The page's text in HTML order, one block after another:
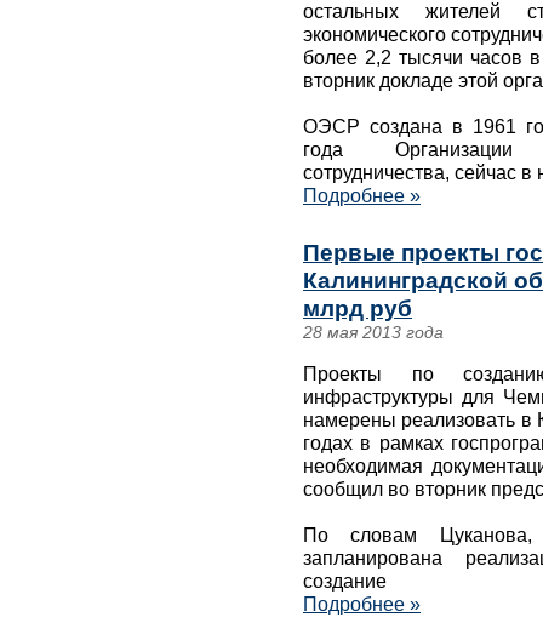
остальных жителей
экономического
более 2,2 тысячи часов
вторник докладе этой
ОЭСР создана в 1961
года Организации
сотрудничества, сейчас
Подробнее »
Первые проекты
Калининградской
млрд руб
28 мая 2013 года
Проекты по
инфраструктуры для
намерены реализовать в
годах в рамках
необходимая
сообщил во вторник
По словам
запланирована
создание
Подробнее »